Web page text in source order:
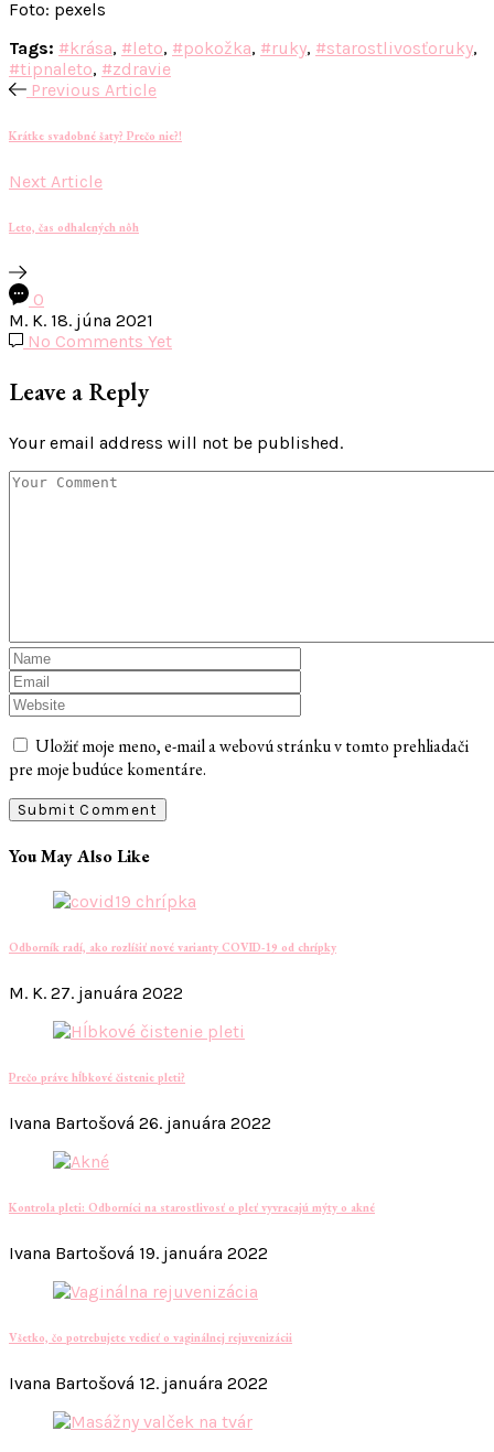
Foto: pexels
Tags: #krása, #leto, #pokožka, #ruky, #starostlivosťoruky,
#tipnaleto, #zdravie
Previous Article
Krátke svadobné šaty? Prečo nie?!
Next Article
Leto, čas odhalených nôh
0
M. K. 18. júna 2021
No Comments Yet
Leave a Reply
Your email address will not be published.
Uložiť moje meno, e-mail a webovú stránku v tomto prehliadači
pre moje budúce komentáre.
You May Also Like
Odborník radí, ako rozlíšiť nové varianty COVID-19 od chrípky
M. K. 27. januára 2022
Prečo práve hĺbkové čistenie pleti?
Ivana Bartošová 26. januára 2022
Kontrola pleti: Odborníci na starostlivosť o pleť vyvracajú mýty o akné
Ivana Bartošová 19. januára 2022
Všetko, čo potrebujete vedieť o vaginálnej rejuvenizácii
Ivana Bartošová 12. januára 2022